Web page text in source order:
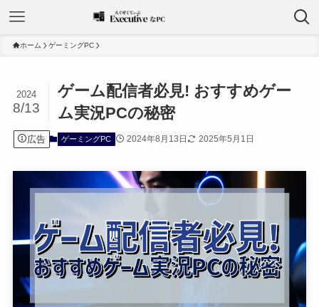
ホーム ゲーミングPC
ゲーム配信者必見! おすすめゲー
ム実況PCの秘密
2024
8/13
広告 ゲーミングPC 2024年8月13日 2025年5月1日